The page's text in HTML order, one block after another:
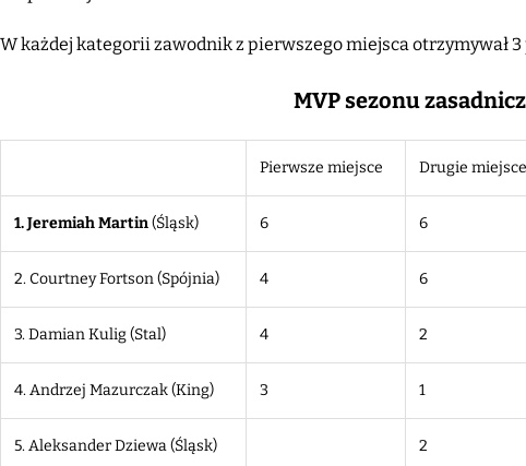
W każdej kategorii zawodnik z pierwszego miejsca otrzymywał 3
MVP sezonu
Pierwsze miejsce Drugie miejsce
1. Jeremiah Martin(Śląsk) 6 6
2. Courtney Fortson (Spójnia) 4 6
3. Damian Kulig(Stal) 4 2
4. Andrzej Mazurczak(King) 3 1
5. Aleksander Dziewa(Śląsk) 2